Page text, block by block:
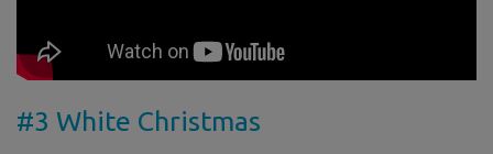
#3 White Christmas